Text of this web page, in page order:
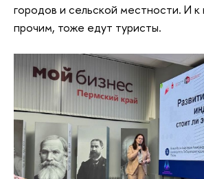
городов и сельской местности. И
прочим, тоже едут туристы.